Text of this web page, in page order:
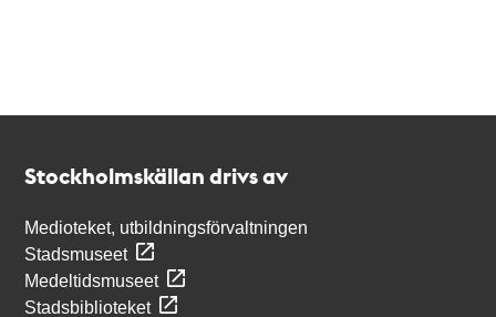
Stockholmskällan drivs av
Medioteket, utbildningsförvaltningen
Stadsmuseet
Medeltidsmuseet
Stadsbiblioteket